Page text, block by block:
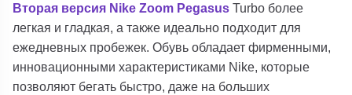
Вторая версия Nike Zoom Pegasus Turbo более
легкая и гладкая, а также идеально подходит для
ежедневных пробежек. Обувь обладает фирменными,
инновационными характеристиками Nike, которые
позволяют бегать быстро, даже на больших